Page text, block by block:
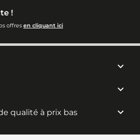
!
offres en cliquant ici


qualité à prix bas 